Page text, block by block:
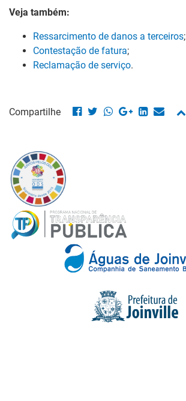
Veja também:
Ressarcimento de danos a terceiros;
Contestação de fatura;
Reclamação de serviço.
Compartilhe